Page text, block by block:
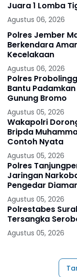
Juara 1 Lomba
Agustus 06, 2026
Polres Jember
Berkendara
Kecelakaan
Agustus 06, 2026
Polres
Bantu
Gunung Bromo
Agustus 05, 2026
Wakapolri
Bripda
Contoh Nyata
Agustus 05, 2026
Polres
Jaringan
Pengedar
Agustus 05, 2026
Polrestabes
Tersangka
Agustus 05, 2026